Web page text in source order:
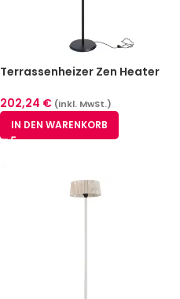
Terrassenheizer Zen Heater
202,24 € (inkl. MwSt.)
IN DEN WARENKORB